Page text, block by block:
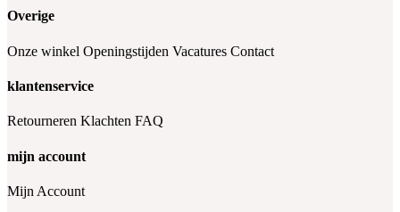
Overige
Onze winkel Openingstijden Vacatures Contact
klantenservice
Retourneren Klachten FAQ
mijn account
Mijn Account